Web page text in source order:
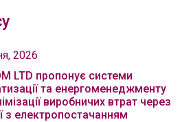
2026
LTD пропонує системи
та енергоменеджменту
виробничих втрат через
з електропостачанням